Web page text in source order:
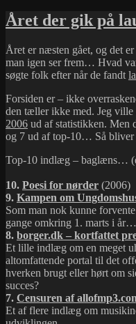
WordPress
Året der gik på
Året er næsten gået, og det
man igen ser frem… Hvad
søgte folk efter når de fandt
Forsiden er – ikke
den tæller ikke med. Jeg
2006 ud af statistikken. Men
og 7 ud af top-10… Så bliver
Top-10 indlæg – baglæns…
10. Poesi for nørder (2006)
9. Kampen om
Som man nok kunne
gange omkring 1. marts i
8. borger.dk – kortfattet
Et lille indlæg om en meget
altomfattende portal til det
hverken brugt eller hørt om
succes?
7. Censuren af
Et af flere indlæg om